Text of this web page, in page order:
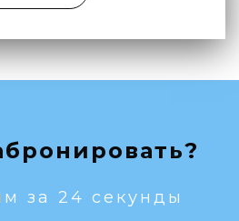
за 24 секунды